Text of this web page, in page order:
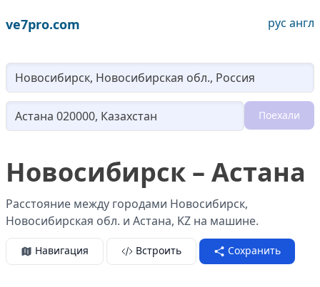
ve7pro.com рус англ
Loading...
Поехали
Новосибирск – Астана
Расстояние между городами Новосибирск,
Новосибирская обл. и Астана, KZ на машине.
Навигация Встроить Сохранить